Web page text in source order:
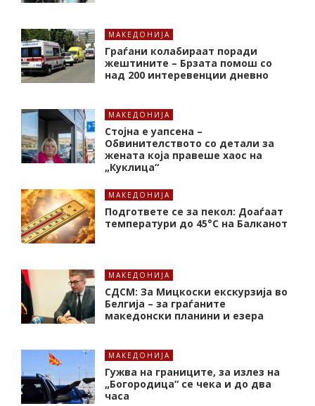
МАКЕДОНИЈА
Граѓани колабираат поради
жештините – Брзата помош со
над 200 интеревенции дневно
МАКЕДОНИЈА
Стојна е уапсена –
Обвинителството со детали за
жената која правеше хаос на
„Куклица“
МАКЕДОНИЈА
Подгответе се за пекол: Доаѓаат
температури до 45°C на Балканот
МАКЕДОНИЈА
СДСМ: За Мицкоски екскурзија во
Белгија – за граѓаните
македонски планини и езера
МАКЕДОНИЈА
Гужва на границите, за излез на
„Богородица“ се чека и до два
часа